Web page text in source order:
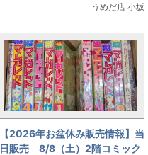
うめだ店 小坂
【2026年お盆休み販売情報】当
日販売 8/8（土）2階コミック